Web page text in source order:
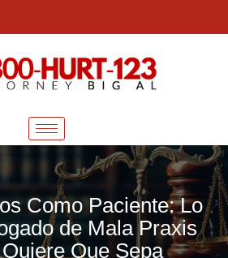
Como Paciente: Lo
de Mala Praxis
Que Sepa